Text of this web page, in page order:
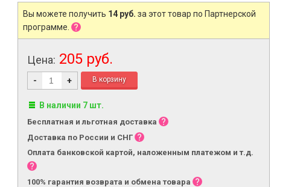
Вы можете получить 14 руб. за этот товар по Партнерской
программе.
Цена: 205 руб.
- +
В наличии 7 шт.
Бесплатная и льготная доставка
Доставка по России и СНГ
Оплата банковской картой, наложенным платежом и т.д.
100% гарантия возврата и обмена товара